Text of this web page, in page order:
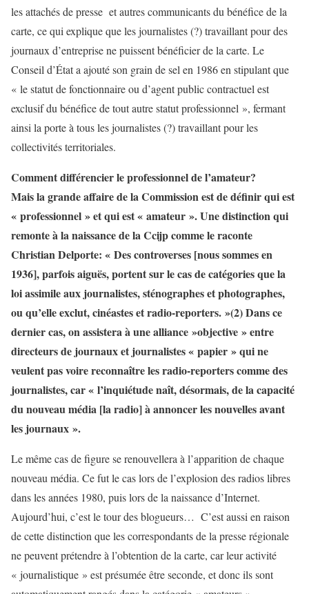
les attachés de presse et autres communicants du bénéfice de la
carte, ce qui explique que les journalistes (?) travaillant pour des
journaux d’entreprise ne puissent bénéficier de la carte. Le
Conseil d’État a ajouté son grain de sel en 1986 en stipulant que
« le statut de fonctionnaire ou d’agent public contractuel est
exclusif du bénéfice de tout autre statut professionnel », fermant
ainsi la porte à tous les journalistes (?) travaillant pour les
collectivités territoriales.
Comment différencier le professionnel de l’amateur?
Mais la grande affaire de la Commission est de définir qui est
« professionnel » et qui est « amateur ». Une distinction qui
remonte à la naissance de la Ccijp comme le raconte
Christian Delporte: « Des controverses [nous sommes en
1936], parfois aiguës, portent sur le cas de catégories que la
loi assimile aux journalistes, sténographes et photographes,
ou qu’elle exclut, cinéastes et radio-reporters. »(2) Dans ce
dernier cas, on assistera à une alliance »objective » entre
directeurs de journaux et journalistes « papier » qui ne
veulent pas voire reconnaître les radio-reporters comme des
journalistes, car « l’inquiétude naît, désormais, de la capacité
du nouveau média [la radio] à annoncer les nouvelles avant
les journaux ».
Le même cas de figure se renouvellera à l’apparition de chaque
nouveau média. Ce fut le cas lors de l’explosion des radios libres
dans les années 1980, puis lors de la naissance d’Internet.
Aujourd’hui, c’est le tour des blogueurs… C’est aussi en raison
de cette distinction que les correspondants de la presse régionale
ne peuvent prétendre à l’obtention de la carte, car leur activité
« journalistique » est présumée être seconde, et donc ils sont